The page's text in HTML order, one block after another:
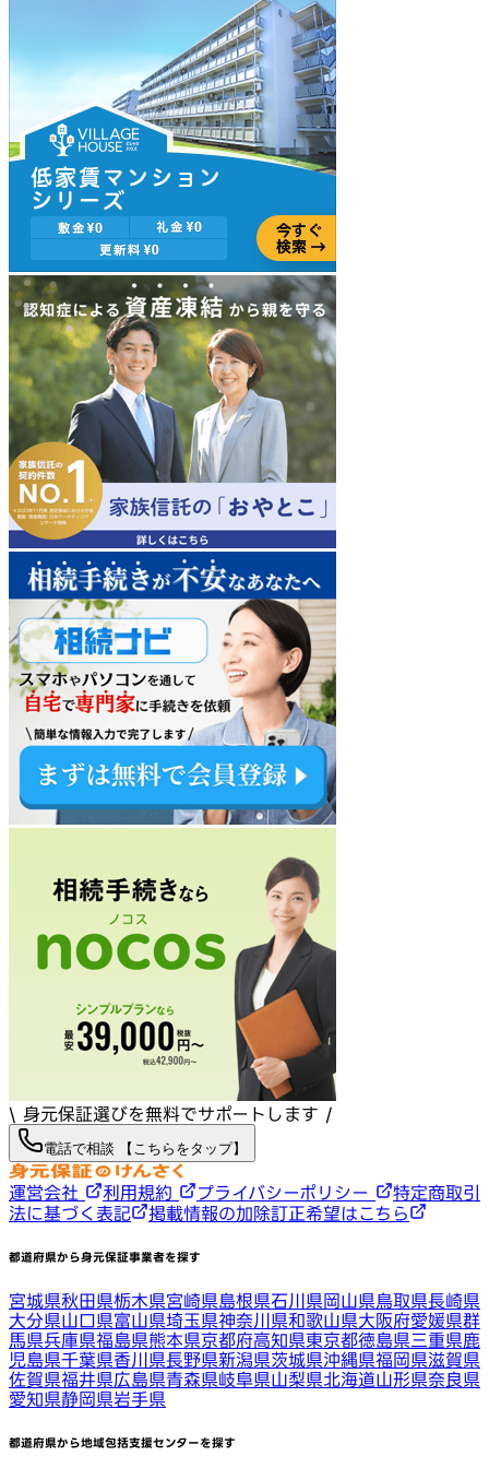
\ 身元保証選びを無料でサポートします /
電話で相談 【こちらをタップ】
運営会社 利用規約 プライバシーポリシー
特定商取引
法に基づく表記
掲載情報の加除訂正希望はこちら
都道府県から身元保証事業者を探す
宮城県秋田県栃木県宮崎県島根県石川県岡山県鳥取県長崎県
大分県山口県富山県埼玉県神奈川県和歌山県大阪府愛媛県群
馬県兵庫県福島県熊本県京都府高知県東京都徳島県三重県鹿
児島県千葉県香川県長野県新潟県茨城県沖縄県福岡県滋賀県
佐賀県福井県広島県青森県岐阜県山梨県北海道山形県奈良県
愛知県静岡県岩手県
都道府県から地域包括支援センターを探す